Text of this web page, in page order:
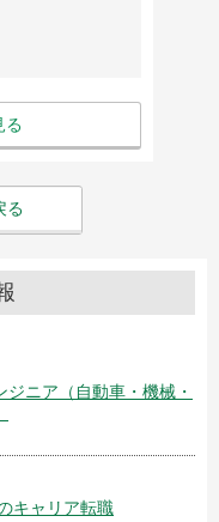
る
る
ニア（自動車・機械・
キャリア転職